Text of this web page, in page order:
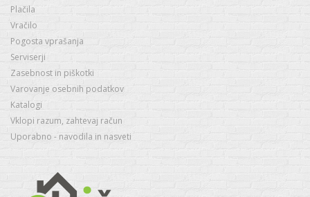
Plačila
Vračilo
Pogosta vprašanja
Serviserji
Zasebnost in piškotki
Varovanje osebnih podatkov
Katalogi
Vklopi razum, zahtevaj račun
Uporabno - navodila in nasveti